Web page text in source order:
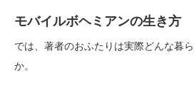
モバイルボヘミアンの生き方
では、著者のおふたりは実際どんな暮
か。